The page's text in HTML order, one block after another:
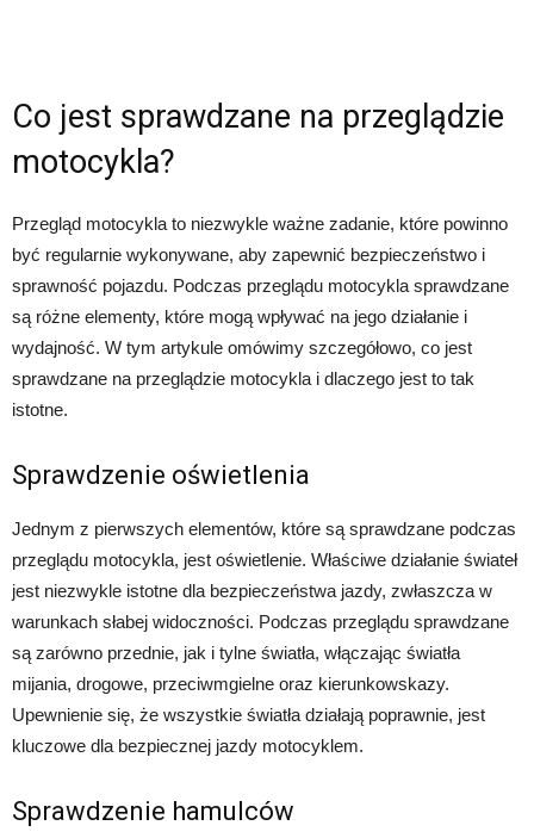
Co jest sprawdzane na przeglądzie
motocykla?
Przegląd motocykla to niezwykle ważne zadanie, które powinno
być regularnie wykonywane, aby zapewnić bezpieczeństwo i
sprawność pojazdu. Podczas przeglądu motocykla sprawdzane
są różne elementy, które mogą wpływać na jego działanie i
wydajność. W tym artykule omówimy szczegółowo, co jest
sprawdzane na przeglądzie motocykla i dlaczego jest to tak
istotne.
Sprawdzenie oświetlenia
Jednym z pierwszych elementów, które są sprawdzane podczas
przeglądu motocykla, jest oświetlenie. Właściwe działanie świateł
jest niezwykle istotne dla bezpieczeństwa jazdy, zwłaszcza w
warunkach słabej widoczności. Podczas przeglądu sprawdzane
są zarówno przednie, jak i tylne światła, włączając światła
mijania, drogowe, przeciwmgielne oraz kierunkowskazy.
Upewnienie się, że wszystkie światła działają poprawnie, jest
kluczowe dla bezpiecznej jazdy motocyklem.
Sprawdzenie hamulców